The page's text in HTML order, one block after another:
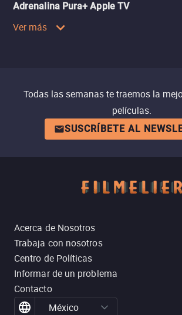
Adrenalina Pura+ Apple TV
Ver más
Todas las semanas te traemos la
películas.
SUSCRÍBETE AL
Acerca de Nosotros
Trabaja con nosotros
Centro de Políticas
Informar de un problema
Contacto
México